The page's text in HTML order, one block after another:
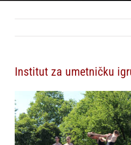
Institut za umetničku